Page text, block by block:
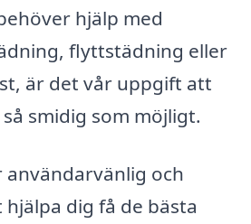
hjälp med
flyttstädning eller
är det vår uppgift att
smidig som möjligt.
och
dig få de bästa